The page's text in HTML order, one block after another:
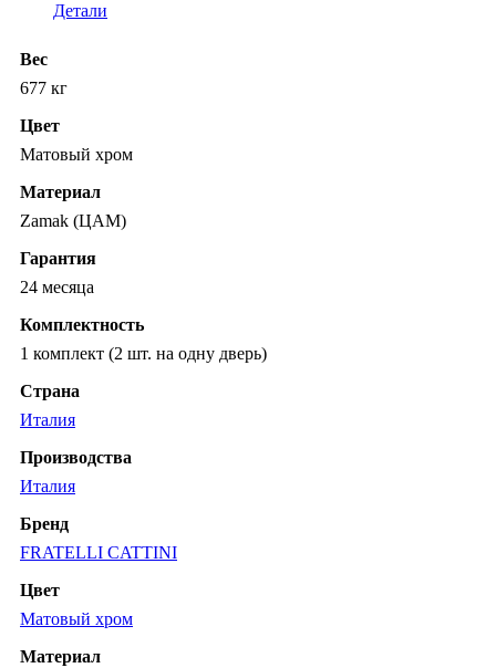
Детали
Вес
677 кг
Цвет
Матовый хром
Материал
Zamak (ЦАМ)
Гарантия
24 месяца
Комплектность
1 комплект (2 шт. на одну дверь)
Страна
Италия
Производства
Италия
Бренд
FRATELLI CATTINI
Цвет
Матовый хром
Материал